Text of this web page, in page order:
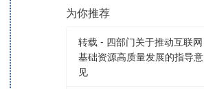
为你推荐
转载 - 四部门关于推动互联网
基础资源高质量发展的指导意
见